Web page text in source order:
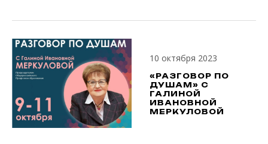
10 октября 2023
«РАЗГОВОР ПО
ДУШАМ» С
ГАЛИНОЙ
ИВАНОВНОЙ
МЕРКУЛОВОЙ